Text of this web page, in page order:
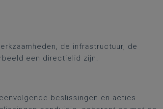
de infrastructuur, de
een directielid zijn.
beslissingen en acties